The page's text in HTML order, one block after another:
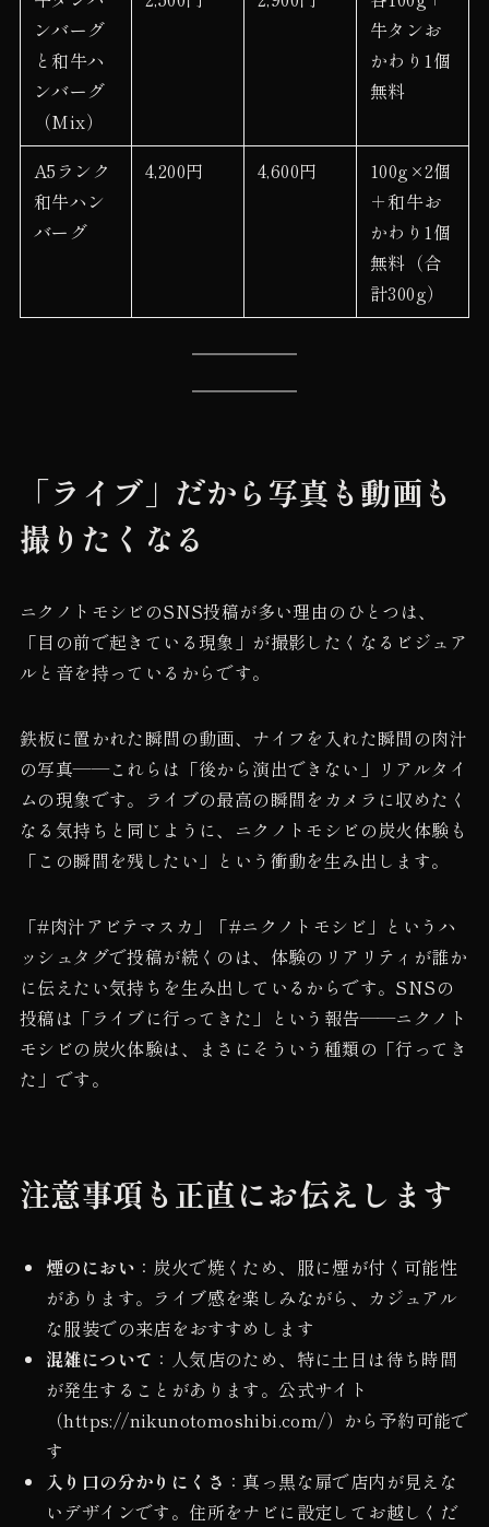
ンバーグ
と和牛ハ
ンバーグ
（Mix）
牛タンお
かわり1個
無料
A5ランク
和牛ハン
バーグ
4,200円 4,600円
100g×2個
＋和牛お
かわり1個
無料（合
計300g）
「ライブ」だから写真も動画も
撮りたくなる
ニクノトモシビのSNS投稿が多い理由のひとつは、
「目の前で起きている現象」が撮影したくなるビジュア
ルと音を持っているからです。
鉄板に置かれた瞬間の動画、ナイフを入れた瞬間の肉汁
の写真——これらは「後から演出できない」リアルタイ
ムの現象です。ライブの最高の瞬間をカメラに収めたく
なる気持ちと同じように、ニクノトモシビの炭火体験も
「この瞬間を残したい」という衝動を生み出します。
「#肉汁アビテマスカ」「#ニクノトモシビ」というハ
ッシュタグで投稿が続くのは、体験のリアリティが誰か
に伝えたい気持ちを生み出しているからです。SNSの
投稿は「ライブに行ってきた」という報告——ニクノト
モシビの炭火体験は、まさにそういう種類の「行ってき
た」です。
注意事項も正直にお伝えします
煙のにおい ：炭火で焼くため、服に煙が付く可能性
があります。ライブ感を楽しみながら、カジュアル
な服装での来店をおすすめします
混雑について ：人気店のため、特に土日は待ち時間
が発生することがあります。公式サイト
（https://nikunotomoshibi.com/）から予約可能で
す
入り口の分かりにくさ ：真っ黒な扉で店内が見えな
いデザインです。住所をナビに設定してお越しくだ